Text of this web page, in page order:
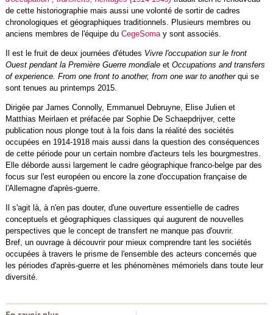
de cette historiographie mais aussi une volonté de sortir de cadres
chronologiques et géographiques traditionnels. Plusieurs membres ou
anciens membres de l'équipe du CegeSomay sont associés.
Il est le fruit de deux journées d'études Vivre l'occupation sur le front
Ouest pendant la Première Guerre mondialeet Occupations and transfers
of experience. From one front to another, from one war to anotherqui se
sont tenues au printemps 2015.
Dirigée par James Connolly, Emmanuel Debruyne, Elise Julien et
Matthias Meirlaen et préfacée par Sophie De Schaepdrijver, cette
publication nous plonge tout à la fois dans la réalité des sociétés
occupées en 1914-1918 mais aussi dans la question des conséquences
de cette période pour un certain nombre d'acteurs tels les bourgmestres.
Elle déborde aussi largement le cadre géographique franco-belge par des
focus sur l'est européen ou encore la zone d'occupation française de
l'Allemagne d'après-guerre.
Il s'agit là, à n'en pas douter, d'une ouverture essentielle de cadres
conceptuels et géographiques classiques qui augurent de nouvelles
perspectives que le concept de transfert ne manque pas d'ouvrir.
Bref, un ouvrage à découvrir pour mieux comprendre tant les sociétés
occupées à travers le prisme de l'ensemble des acteurs concernés que
les périodes d'après-guerre et les phénomènes mémoriels dans toute leur
diversité.